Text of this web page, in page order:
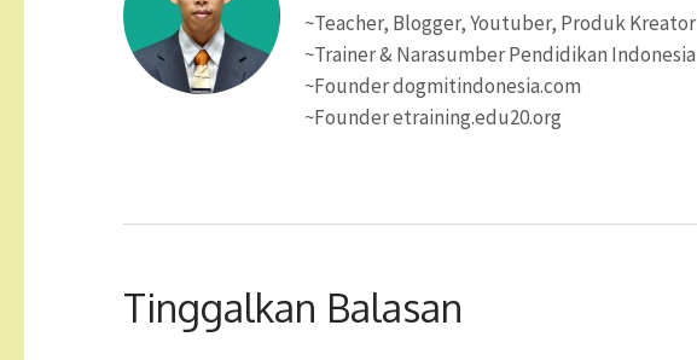
~Teacher, Blogger, Youtuber, Produk Kreator
~Trainer & Narasumber Pendidikan Indonesia
~Founder dogmitindonesia.com
~Founder etraining.edu20.org
Tinggalkan Balasan